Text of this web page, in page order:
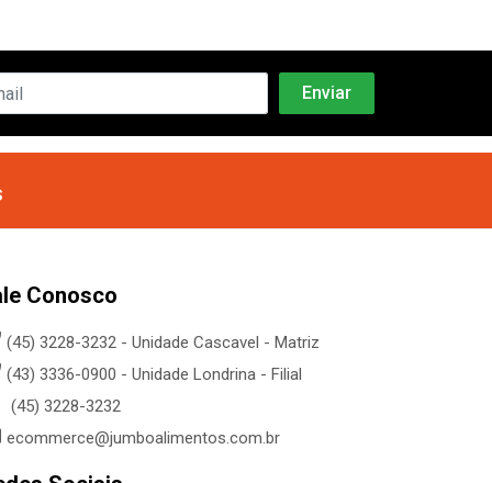
Conosco
(45) 3228-3232 - Unidade Cascavel - Matriz
(43) 3336-0900 - Unidade Londrina - Filial
(45) 3228-3232
ecommerce@jumboalimentos.com.br